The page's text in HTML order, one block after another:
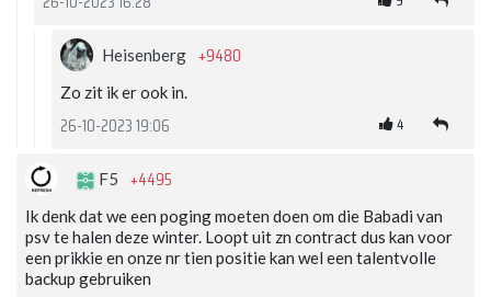
Heisenberg +9480
Zo zit ik er ook in.
26-10-2023 19:06 4
F5 +4495
Ik denk dat we een poging moeten doen om die Babadi van
psv te halen deze winter. Loopt uit zn contract dus kan voor
een prikkie en onze nr tien positie kan wel een talentvolle
backup gebruiken